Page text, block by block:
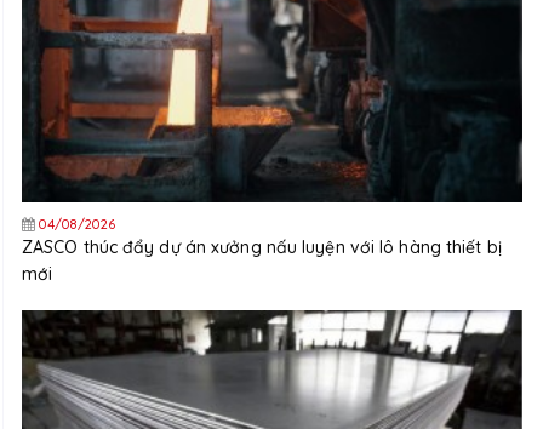
04/08/2026
ZASCO thúc đẩy dự án xưởng nấu luyện với lô hàng thiết bị
mới